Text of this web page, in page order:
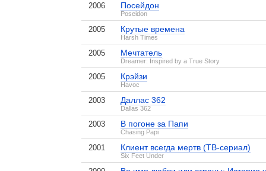
2006 Посейдон
Poseidon
2005 Крутые времена
Harsh Times
2005 Мечтатель
Dreamer: Inspired by a True Story
2005 Крэйзи
Havoc
2003 Даллас 362
Dallas 362
2003 В погоне за Папи
Chasing Papi
2001 Клиент всегда мертв (ТВ-сериал)
Six Feet Under
Удар бутылкой
1 кадр
5 кадров